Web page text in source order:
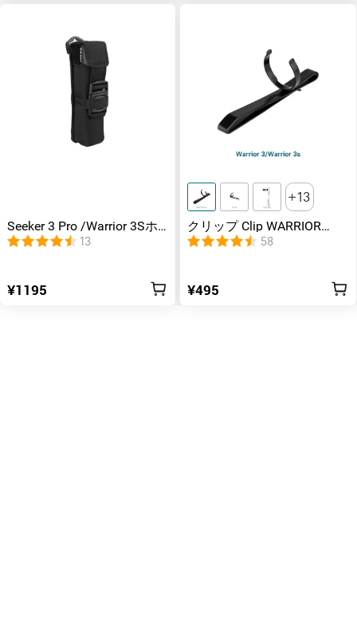
Seeker 3 Pro /Warrior 3Sホ
ルスター
13
¥1195
13
クリップ Clip WARRIOR
3S/Perun 3/WARRIOR Mini
2/i5T EOS/Baton 3/Seeker 4
Ultraなど対応
58
¥495